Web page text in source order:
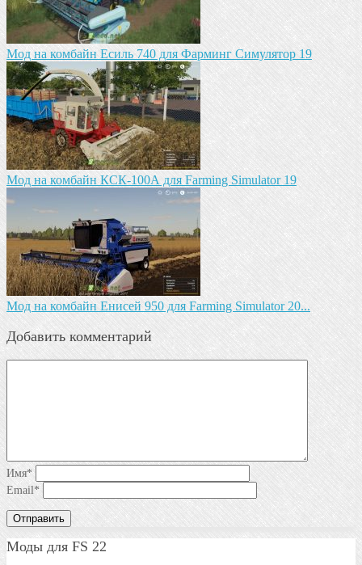
Мод на комбайн Есиль 740 для Фарминг Симулятор 19
Мод на комбайн КСК-100А для Farming Simulator 19
Мод на комбайн Енисей 950 для Farming Simulator 20...
Добавить комментарий
Имя*
Email*
Моды для FS 22